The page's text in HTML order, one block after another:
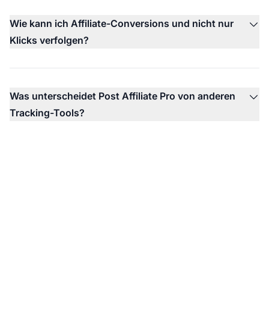
Wie kann ich Affiliate-Conversions und nicht nur
Klicks verfolgen?
Was unterscheidet Post Affiliate Pro von anderen
Tracking-Tools?